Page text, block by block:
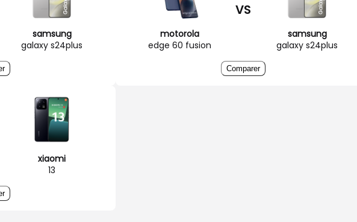
samsung
galaxy s24plus
motorola
edge 60 fusion
VS
samsung
galaxy s24plus
Comparer
xiaomi
13